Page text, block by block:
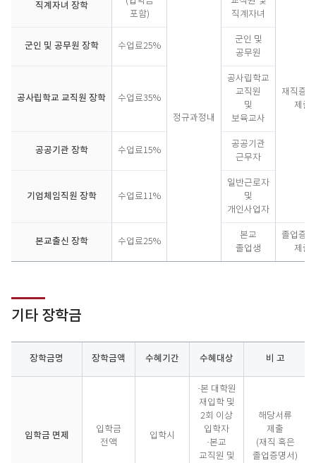
직계자녀 장학
포함)
정규과정내
직계자녀
재직증
제출
군인 및 공무원 장학 수업료25%
군인 및
공무원
공사립학교 교직원 장학 수업료35%
공사립학교
교직원
및
보육교사
공공기관 장학 수업료15%
공공기관
근무자
기업체임직원 장학 수업료11%
일반근로자
및
개인사업자
본교출신 장학 수업료25%
본교
졸업생
졸업증
제출
기타 장학금
장학금명 장학금액 수혜기간 수혜대상 비 고
입학금 면제
입학금
전액
입학시
·본 대학원
재입학 및
2회 이상
입학자
·본교
교직원 및
해당서류
제출
(재직 혹은
졸업증명서)